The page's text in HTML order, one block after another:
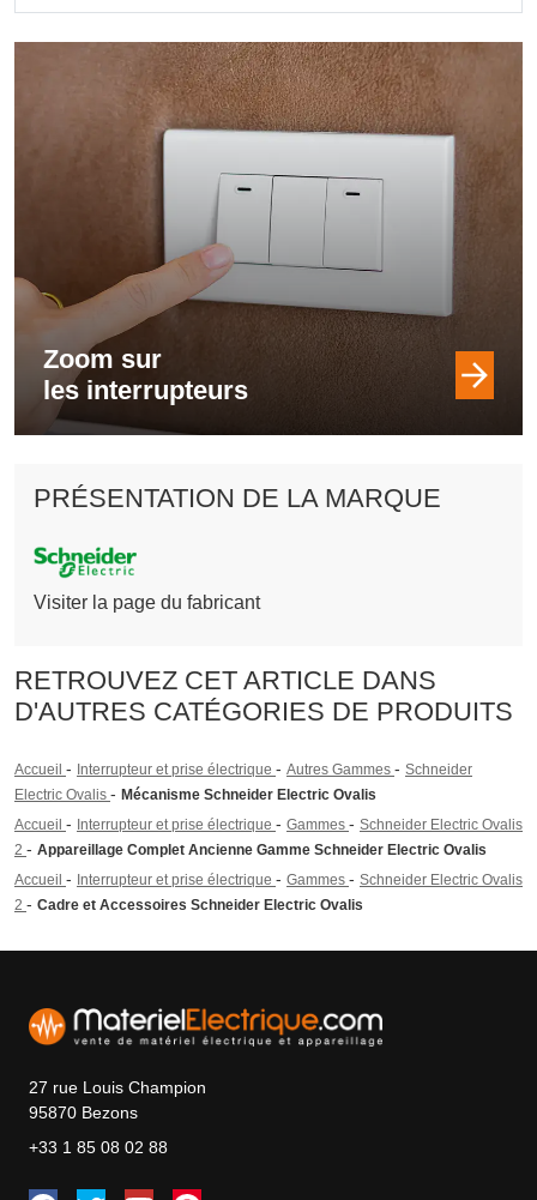
Zoom sur
les interrupteurs
PRÉSENTATION DE LA MARQUE
Visiter la page du fabricant
RETROUVEZ CET ARTICLE DANS
D'AUTRES CATÉGORIES DE PRODUITS
Accueil - Interrupteur et prise électrique - Autres Gammes - Schneider
Electric Ovalis - Mécanisme Schneider Electric Ovalis
Accueil - Interrupteur et prise électrique - Gammes - Schneider Electric Ovalis
2 - Appareillage Complet Ancienne Gamme Schneider Electric Ovalis
Accueil - Interrupteur et prise électrique - Gammes - Schneider Electric Ovalis
2 - Cadre et Accessoires Schneider Electric Ovalis
27 rue Louis Champion
95870 Bezons
+33 1 85 08 02 88